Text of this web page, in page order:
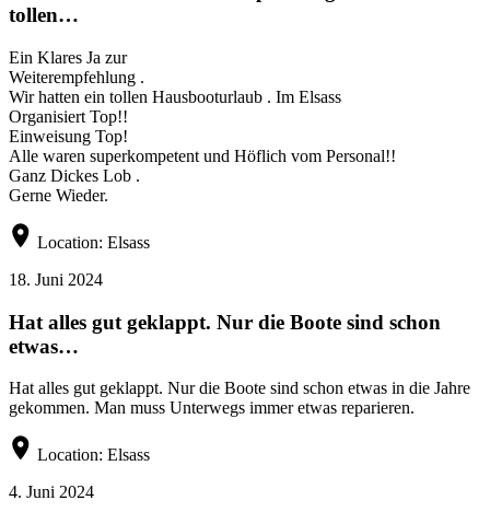
tollen…
Ein Klares Ja zur
Weiterempfehlung .
Wir hatten ein tollen Hausbooturlaub . Im Elsass
Organisiert Top!!
Einweisung Top!
Alle waren superkompetent und Höflich vom Personal!!
Ganz Dickes Lob .
Gerne Wieder.
Location: Elsass
18. Juni 2024
Hat alles gut geklappt. Nur die Boote sind schon
etwas…
Hat alles gut geklappt. Nur die Boote sind schon etwas in die Jahre
gekommen. Man muss Unterwegs immer etwas reparieren.
Location: Elsass
4. Juni 2024